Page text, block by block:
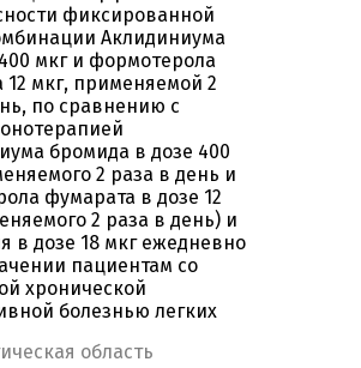
фиксированной
Аклидиниума
мкг и формотерола
12 мкг, применяемой 2
по сравнению с
бромида в дозе 400
2 раза в день и
фумарата в дозе 12
2 раза в день) и
в дозе 18 мкг ежедневно
пациентам со
хронической
болезнью легких
область